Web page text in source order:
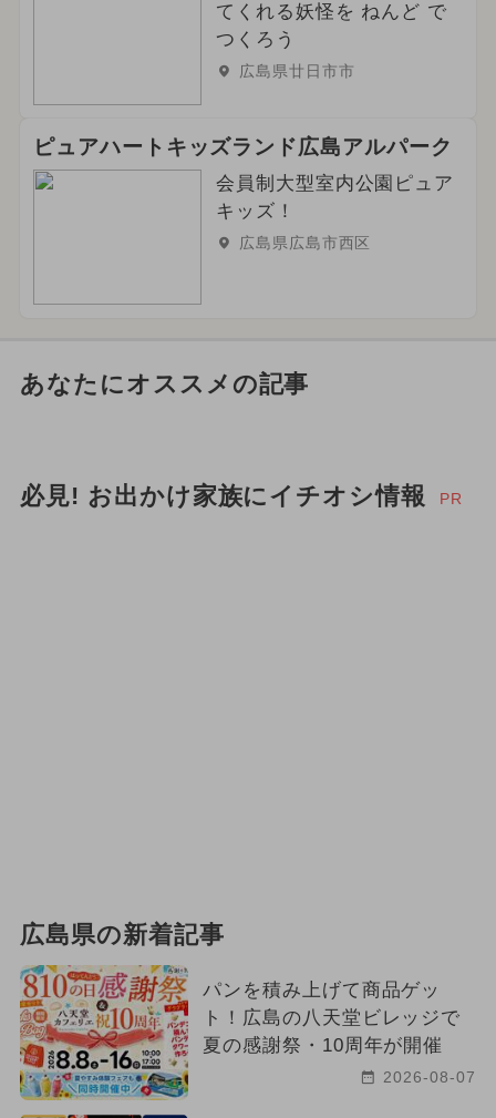
てくれる妖怪を ねんど で
つくろう
広島県廿日市市
ピュアハートキッズランド広島アルパーク
会員制大型室内公園ピュア
キッズ！
広島県広島市西区
あなたにオススメの記事
必見! お出かけ家族にイチオシ情報 PR
広島県の新着記事
パンを積み上げて商品ゲッ
ト！広島の八天堂ビレッジで
夏の感謝祭・10周年が開催
2026-08-07